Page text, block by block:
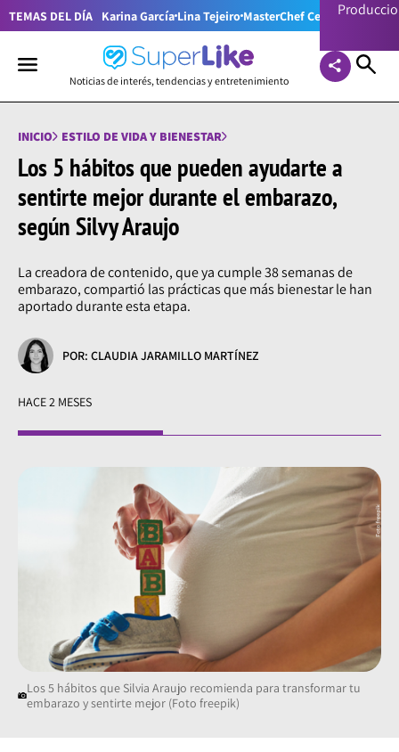
TEMAS DEL DÍA Karina García Lina Tejeiro MasterChef Celebrity
Noticias de interés, tendencias y entretenimiento
INICIO ESTILO DE VIDA Y BIENESTAR
Los 5 hábitos que pueden ayudarte a
sentirte mejor durante el embarazo,
según Silvy Araujo
La creadora de contenido, que ya cumple 38 semanas de
embarazo, compartió las prácticas que más bienestar le han
aportado durante esta etapa.
POR: CLAUDIA JARAMILLO MARTÍNEZ
HACE 2 MESES
Los 5 hábitos que Silvia Araujo recomienda para transformar tu
embarazo y sentirte mejor (Foto freepik)